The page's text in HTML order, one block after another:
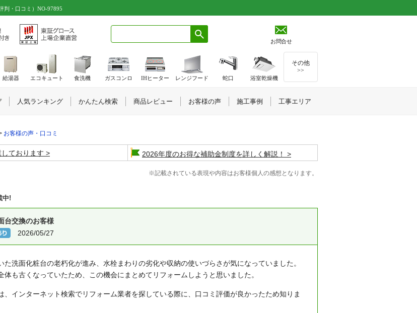
判・口コミ）NO-97895
お問合せ
お客様の声・口コミ
ております 2026年度のお得な補助金制度を詳しく解説！
※記載されている表現や内容はお客様個人の感想となります。
中!
台交換のお客様
2026/05/27
た洗面化粧台の老朽化が進み、水栓まわりの劣化や収納の使いづらさが気になっていました。
体も古くなっていたため、この機会にまとめてリフォームしようと思いました。
、インターネット検索でリフォーム業者を探している際に、口コミ評価が良かったため知りま
給湯器 エコキュート 食洗機 ガスコンロ IHヒーター レンジフード 蛇口 浴室乾燥機
その他
>>
人気ランキング かんたん検索 商品レビュー お客様の声 施工事例 工事エリア